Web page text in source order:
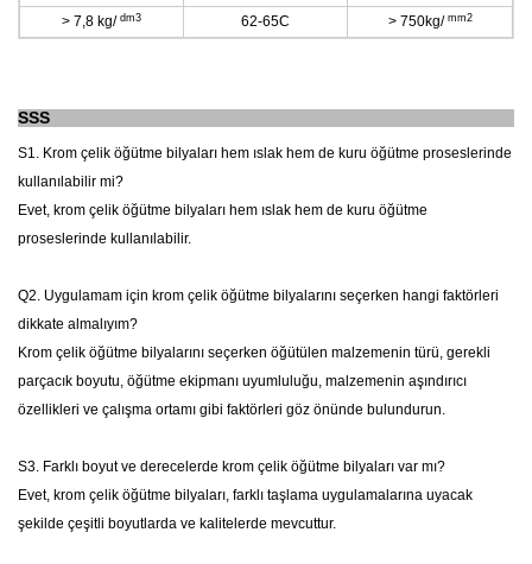
> 7,8 kg/ dm3 62-65C > 750kg/ mm2
SSS
S1. Krom çelik öğütme bilyaları hem ıslak hem de kuru öğütme proseslerinde
kullanılabilir mi?
Evet, krom çelik öğütme bilyaları hem ıslak hem de kuru öğütme
proseslerinde kullanılabilir.
Q2. Uygulamam için krom çelik öğütme bilyalarını seçerken hangi faktörleri
dikkate almalıyım?
Krom çelik öğütme bilyalarını seçerken öğütülen malzemenin türü, gerekli
parçacık boyutu, öğütme ekipmanı uyumluluğu, malzemenin aşındırıcı
özellikleri ve çalışma ortamı gibi faktörleri göz önünde bulundurun.
S3. Farklı boyut ve derecelerde krom çelik öğütme bilyaları var mı?
Evet, krom çelik öğütme bilyaları, farklı taşlama uygulamalarına uyacak
şekilde çeşitli boyutlarda ve kalitelerde mevcuttur.